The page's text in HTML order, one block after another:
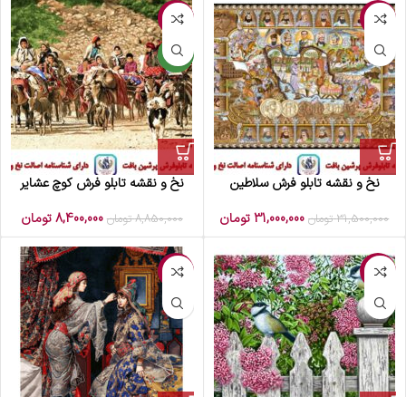
-2%
نخ و نقشه تابلو فرش سلاطین
31,500,000 تومان 31,000,000 تومان
-5%
جدید
نخ و نقشه تابلو فرش کوچ عشایر
8,850,000 تومان 8,400,000 تومان
-8%
-7%